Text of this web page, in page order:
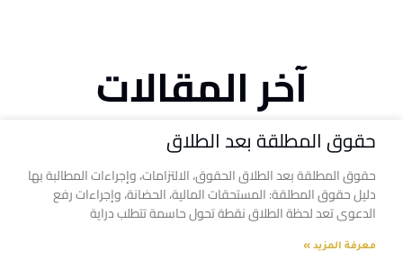
آخر المقالات
حقوق المطلقة بعد الطلاق
حقوق المطلقة بعد الطلاق الحقوق، الالتزامات، وإجراءات المطالبة بها
دليل حقوق المطلقة: المستحقات المالية، الحضانة، وإجراءات رفع
الدعوى تعد لحظة الطلاق نقطة تحول حاسمة تتطلب دراية
معرفة المزيد »